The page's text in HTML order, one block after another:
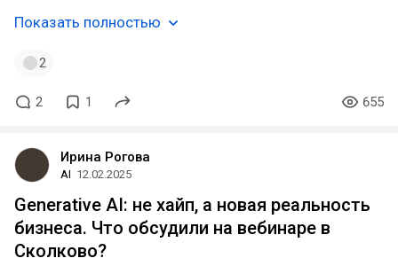
Показать полностью
2
2 1 655
Ирина Рогова
AI 12.02.2025
Generative AI: не хайп, а новая реальность
бизнеса. Что обсудили на вебинаре в
Сколково?